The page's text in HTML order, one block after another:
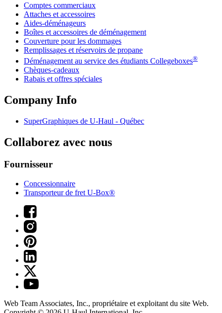
Comptes commerciaux
Attaches et accessoires
Aides-déménageurs
Boîtes et accessoires de déménagement
Couverture pour les dommages
Remplissages et réservoirs de propane
Déménagement au service des étudiants Collegeboxes®
Chèques-cadeaux
Rabais et offres spéciales
Company Info
SuperGraphiques de U-Haul - Québec
Collaborez avec nous
Fournisseur
Concessionnaire
Transporteur de fret U-Box®
Web Team Associates, Inc., propriétaire et exploitant du site Web.